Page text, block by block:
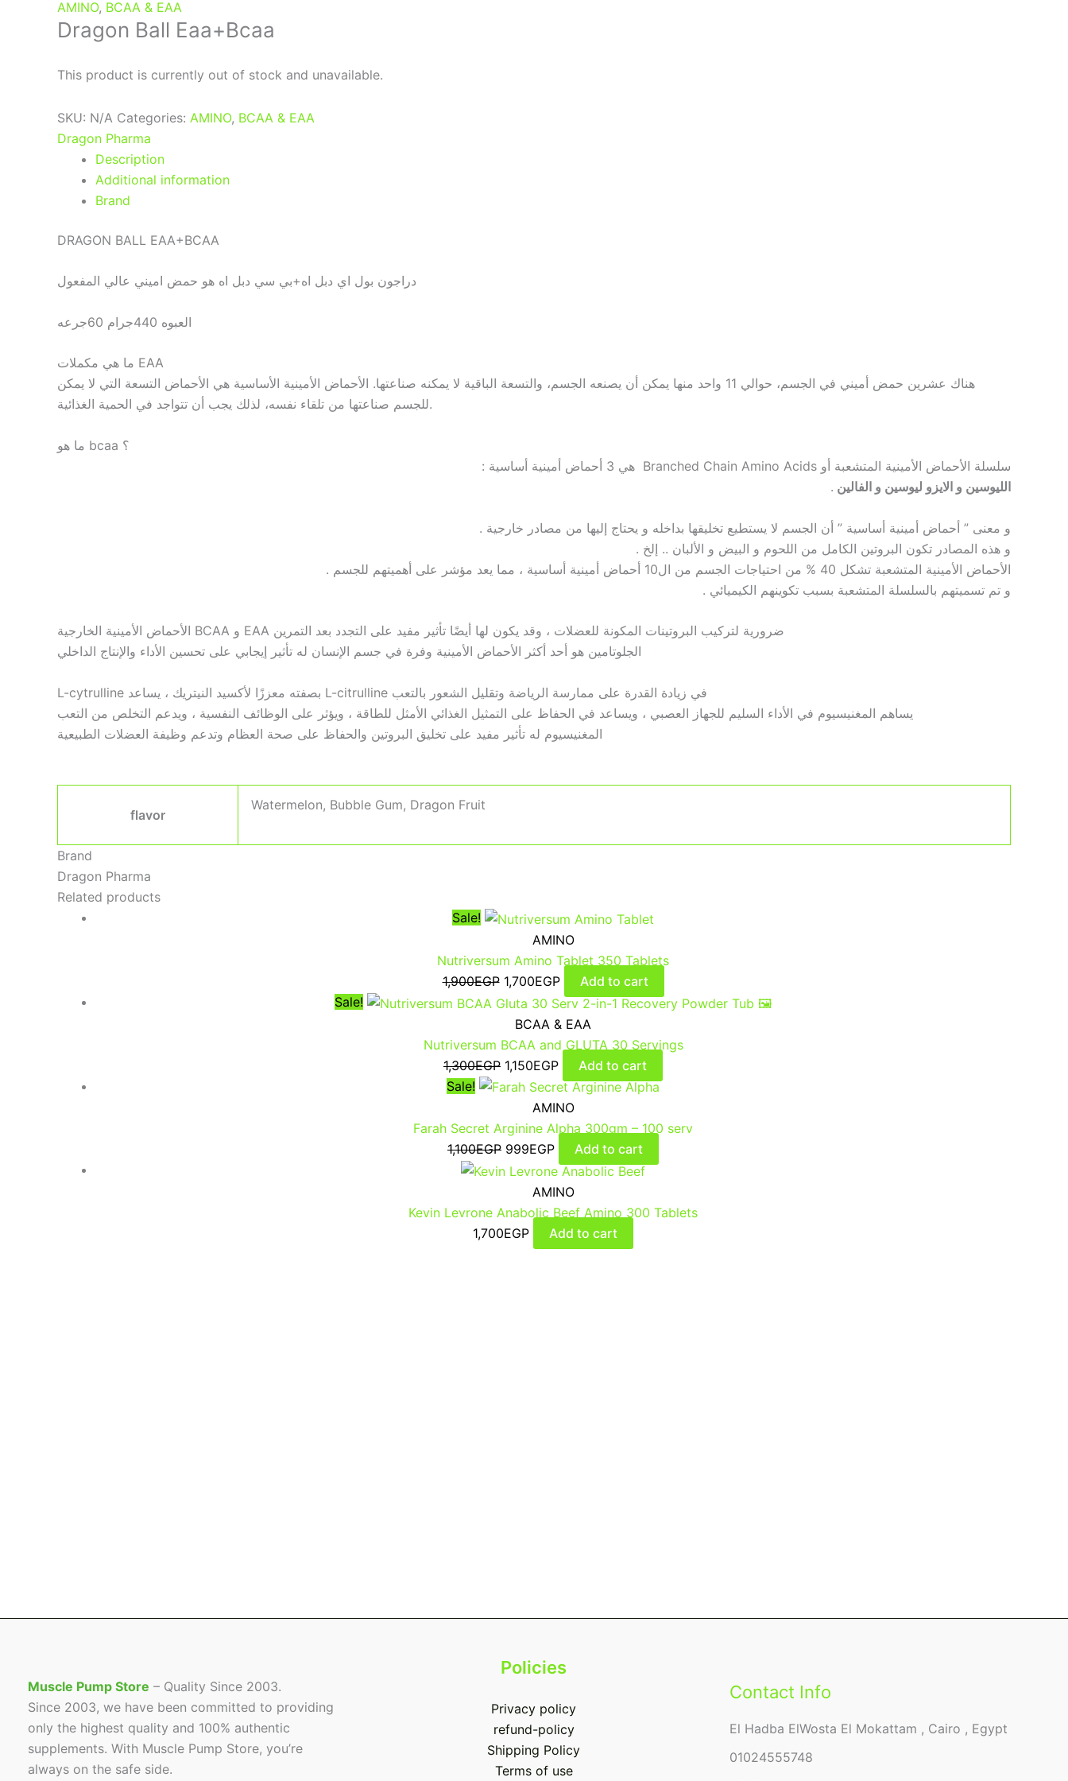
AMINO, BCAA & EAA
Dragon Ball Eaa+Bcaa
This product is currently out of stock and unavailable.
SKU: N/A Categories: AMINO, BCAA & EAA
Dragon Pharma
Description
Additional information
Brand
DRAGON BALL EAA+BCAA
دراجون بول اي دبل اه+بي سي دبل اه هو حمض اميني عالي المفعول
العبوه 440جرام 60جرعه
ما هي مكملات EAA
هناك عشرين حمض أميني في الجسم، حوالي 11 واحد منها يمكن أن يصنعه الجسم، والتسعة الباقية لا يمكنه صناعتها. الأحماض الأمينية الأساسية هي الأحماض التسعة التي لا يمكن
للجسم صناعتها من تلقاء نفسه، لذلك يجب أن تتواجد في الحمية الغذائية.
ما هو bcaa ؟
سلسلة الأحماض الأمينية المتشعبة أو Branched Chain Amino Acids هي 3 أحماض أمينية أساسية :
الليوسين و الايزو ليوسين و الفالين .
و معنى ” أحماض أمينية أساسية ” أن الجسم لا يستطيع تخليقها بداخله و يحتاج إليها من مصادر خارجية .
و هذه المصادر تكون البروتين الكامل من اللحوم و البيض و الألبان .. إلخ .
الأحماض الأمينية المتشعبة تشكل 40 % من احتياجات الجسم من ال10 أحماض أمينية أساسية ، مما يعد مؤشر على أهميتهم للجسم .
و تم تسميتهم بالسلسلة المتشعبة بسبب تكوينهم الكيميائي .
الأحماض الأمينية الخارجية BCAA و EAA ضرورية لتركيب البروتينات المكونة للعضلات ، وقد يكون لها أيضًا تأثير مفيد على التجدد بعد التمرين
الجلوتامين هو أحد أكثر الأحماض الأمينية وفرة في جسم الإنسان له تأثير إيجابي على تحسين الأداء والإنتاج الداخلي
L-cytrulline بصفته معززًا لأكسيد النيتريك ، يساعد L-citrulline في زيادة القدرة على ممارسة الرياضة وتقليل الشعور بالتعب
يساهم المغنيسيوم في الأداء السليم للجهاز العصبي ، ويساعد في الحفاظ على التمثيل الغذائي الأمثل للطاقة ، ويؤثر على الوظائف النفسية ، ويدعم التخلص من التعب
المغنيسيوم له تأثير مفيد على تخليق البروتين والحفاظ على صحة العظام وتدعم وظيفة العضلات الطبيعية
flavor
Watermelon, Bubble Gum, Dragon Fruit
Brand
Dragon Pharma
Related products
Sale!
AMINO
Nutriversum Amino Tablet 350 Tablets
1,900EGP 1,700EGP
Add to cart
Sale!
BCAA & EAA
Nutriversum BCAA and GLUTA 30 Servings
1,300EGP 1,150EGP
Add to cart
Sale!
AMINO
Farah Secret Arginine Alpha 300gm – 100 serv
1,100EGP 999EGP Add to cart
AMINO
Kevin Levrone Anabolic Beef Amino 300 Tablets
1,700EGP Add to cart
Muscle Pump Store – Quality Since 2003.
Since 2003, we have been committed to providing
only the highest quality and 100% authentic
supplements. With Muscle Pump Store, you’re
always on the safe side.
Policies
Privacy policy
refund-policy
Shipping Policy
Terms of use
Contact Info
El Hadba ElWosta El Mokattam , Cairo , Egypt
01024555748